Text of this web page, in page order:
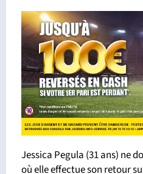
Jessica Pegula (31 ans) ne
où elle effectue son retour